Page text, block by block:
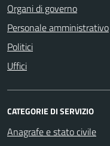
Organi di governo
Personale amministrativo
Politici
Uffici
CATEGORIE DI SERVIZIO
Anagrafe e stato civile